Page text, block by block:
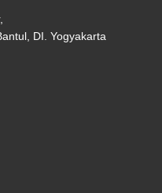
DI. Yogyakarta